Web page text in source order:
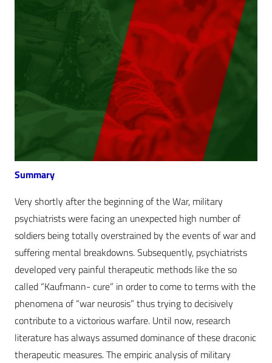
Summary
Very shortly after the beginning of the War, military
psychiatrists were facing an unexpected high number of
soldiers being totally overstrained by the events of war and
suffering mental breakdowns. Subsequently, psychiatrists
developed very painful therapeutic methods like the so
called “Kaufmann- cure” in order to come to terms with the
phenomena of “war neurosis” thus trying to decisively
contribute to a victorious warfare. Until now, research
literature has always assumed dominance of these draconic
therapeutic measures. The empiric analysis of military